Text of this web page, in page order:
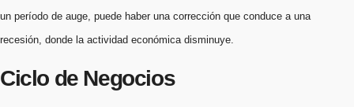
un período de auge, puede haber una corrección que conduce a una
recesión, donde la actividad económica disminuye.
Ciclo de Negocios